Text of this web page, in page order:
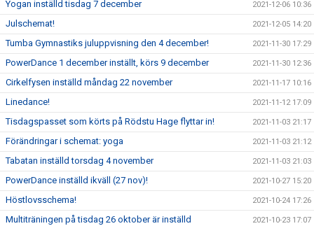
Yogan inställd tisdag 7 december 2021-12-06 10:36
Julschemat! 2021-12-05 14:20
Tumba Gymnastiks juluppvisning den 4 december! 2021-11-30 17:29
PowerDance 1 december inställt, körs 9 december 2021-11-30 12:36
Cirkelfysen inställd måndag 22 november 2021-11-17 10:16
Linedance! 2021-11-12 17:09
Tisdagspasset som körts på Rödstu Hage flyttar in! 2021-11-03 21:17
Förändringar i schemat: yoga 2021-11-03 21:12
Tabatan inställd torsdag 4 november 2021-11-03 21:03
PowerDance inställd ikväll (27 nov)! 2021-10-27 15:20
Höstlovsschema! 2021-10-24 17:26
Multiträningen på tisdag 26 oktober är inställd 2021-10-23 17:07